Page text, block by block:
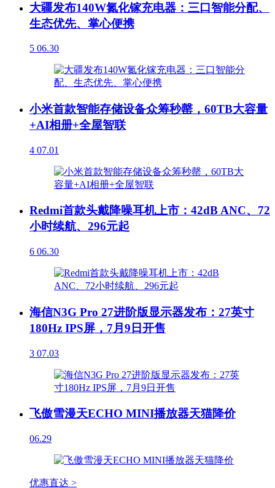
大疆发布140W氮化镓充电器：三口智能分配、
生态优先、掌心便携
5 06.30
小米首款智能存储设备众筹秒罄，60TB大容量
+AI相册+全屋智联
4 07.01
Redmi首款头戴降噪耳机上市：42dB ANC、72
小时续航、296元起
6 06.30
海信N3G Pro 27进阶版显示器发布：27英寸
180Hz IPS屏，7月9日开售
3 07.03
飞傲雪漫天ECHO MINI播放器天猫降价
06.29
优惠直达 >